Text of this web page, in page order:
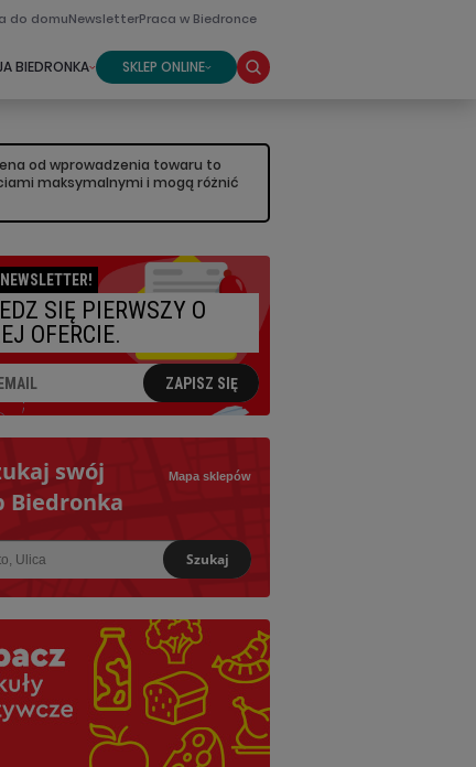
do domuNewsletterPraca w Biedronce
BIEDRONKA SKLEP ONLINE
od wprowadzenia towaru to
maksymalnymi i mogą różnić
SIĘ PIERWSZY O
OFERCIE.
ZAPISZ SIĘ
swój
Biedronka
Mapa sklepów
Szukaj